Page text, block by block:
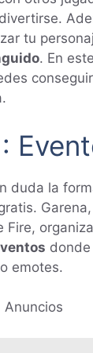
tu
. En
duda la
Fire, organiza
emotes.
Anuncios